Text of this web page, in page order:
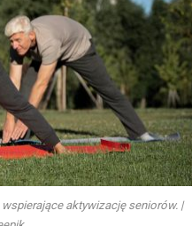
aktywizację seniorów. |